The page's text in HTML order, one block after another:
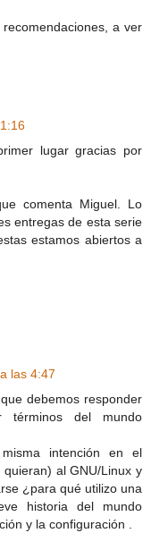
a ver
lugar gracias por
comenta Miguel. Lo
entregas de esta serie
estamos abiertos a
las 4:47
debemos responder
términos del mundo
intención en el
al GNU/Linux y
¿para qué utilizo una
historia del mundo
y la configuración .